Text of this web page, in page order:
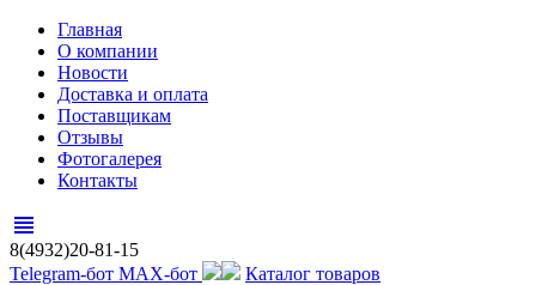
Главная
О компании
Новости
Доставка и оплата
Поставщикам
Отзывы
Фотогалерея
Контакты
view_headline
8(4932)20-81-15
Telegram-бот MAX-бот
Каталог товаров